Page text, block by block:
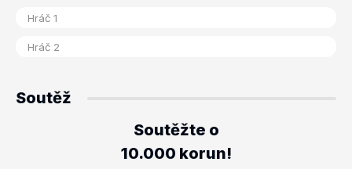
Soutěž
Soutěžte o
10.000 korun!